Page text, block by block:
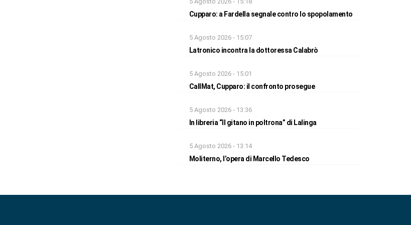
Cupparo: a Fardella segnale contro lo spopolamento
5 Agosto 2026 - 15:07
Latronico incontra la dottoressa Calabrò
5 Agosto 2026 - 15:01
CallMat, Cupparo: il confronto prosegue
5 Agosto 2026 - 13:36
In libreria “Il gitano in poltrona” di Lalinga
5 Agosto 2026 - 13:14
Moliterno, l’opera di Marcello Tedesco